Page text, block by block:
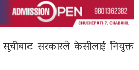
सरकारले केसीलाई नियुक्त